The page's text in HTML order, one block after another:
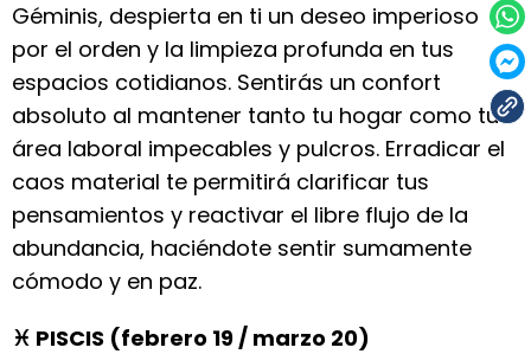
Géminis, despierta en ti un deseo imperioso
por el orden y la limpieza profunda en tus
espacios cotidianos. Sentirás un confort
absoluto al mantener tanto tu hogar como tu
área laboral impecables y pulcros. Erradicar el
caos material te permitirá clarificar tus
pensamientos y reactivar el libre flujo de la
abundancia, haciéndote sentir sumamente
cómodo y en paz.
♓ PISCIS (febrero 19 / marzo 20)